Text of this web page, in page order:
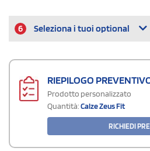
6 Seleziona i tuoi optional
RIEPILOGO
Prodotto personalizzato
Quantità:Calze Zeus Fit
RICHIEDI